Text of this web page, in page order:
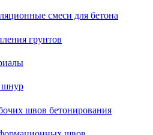
смеси для бетона
грунтов
шнур
швов бетонирования